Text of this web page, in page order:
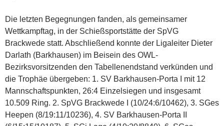
Die letzten Begegnungen fanden, als gemeinsamer
Wettkampftag, in der Schießsportstätte der SpVG
Brackwede statt. Abschließend konnte der Ligaleiter Dieter
Darlath (Barkhausen) im Beisein des OWL-
Bezirksvorsitzenden den Tabellenendstand verkünden und
die Trophäe übergeben: 1. SV Barkhausen-Porta I mit 12
Mannschaftspunkten, 26:4 Einzelsiegen und insgesamt
10.509 Ring. 2. SpVG Brackwede I (10/24:6/10462), 3. SGes
Heepen (8/19:11/10236), 4. SV Barkhausen-Porta II